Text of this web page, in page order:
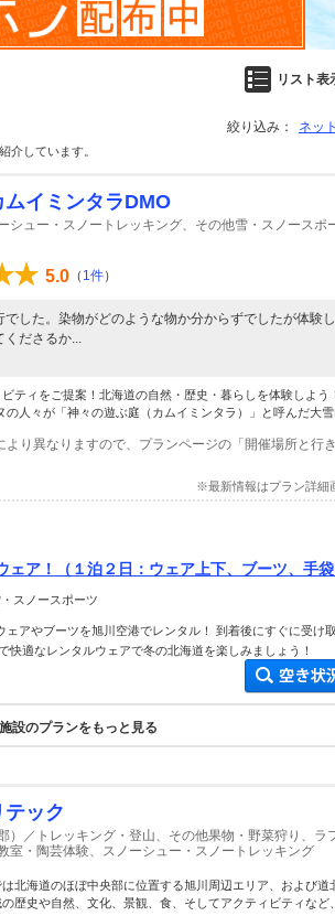
リスト表
絞り込み： ネッ
介しています。
ムイミンタラDMO
シュー・スノートレッキング、その他雪・スノースポ
5.0 （ 1件）
でした。染物がどのような物か分からずでしたが体験
くださるか...
ティをご提案！北海道の自然・歴史・暮らしを体験しよう
の人々が「神々の遊ぶ庭（カムイミンタラ）」と呼んだ大雪
※最新情報はプラン詳細
ア！（１泊２日：ウェア上下、ブーツ、手袋
スノースポーツ
ェアやブーツを旭川空港でレンタル！ 到着後にすぐに受け
快適なレンタルウェアで冬の北海道を楽しみましょう！
設のプランをもっと見る
テック
）／トレッキング・登山、その他果物・野菜狩り、ラ
室・陶芸体験、スノーシュー・スノートレッキング
北海道のほぼ中央部に位置する旭川周辺エリア、および道
歴史や自然、文化、景観、食、そしてアクティビティなど